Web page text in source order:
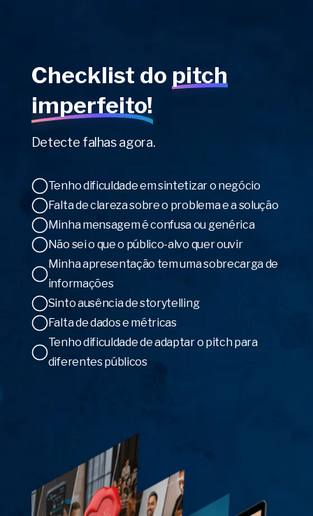
Checklist do pitch
imperfeito!
Detecte falhas agora.
Tenho dificuldade em sintetizar o negócio
Falta de clareza sobre o problema e a solução
Minha mensagem é confusa ou genérica
Não sei o que o público-alvo quer ouvir
Minha apresentação tem uma sobrecarga de
informações
Sinto ausência de storytelling
Falta de dados e métricas
Tenho dificuldade de adaptar o pitch para
diferentes públicos